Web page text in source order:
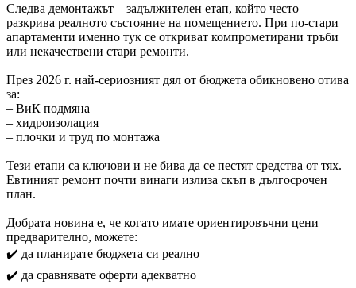
Следва демонтажът – задължителен етап, който често
разкрива реалното състояние на помещението. При по-стари
апартаменти именно тук се откриват компрометирани тръби
или некачествени стари ремонти.
През 2026 г. най-сериозният дял от бюджета обикновено отива
за:
– ВиК подмяна
– хидроизолация
– плочки и труд по монтажа
Тези етапи са ключови и не бива да се пестят средства от тях.
Евтиният ремонт почти винаги излиза скъп в дългосрочен
план.
Добрата новина е, че когато имате ориентировъчни цени
предварително, можете:
✔️ да планирате бюджета си реално
✔️ да сравнявате оферти адекватно